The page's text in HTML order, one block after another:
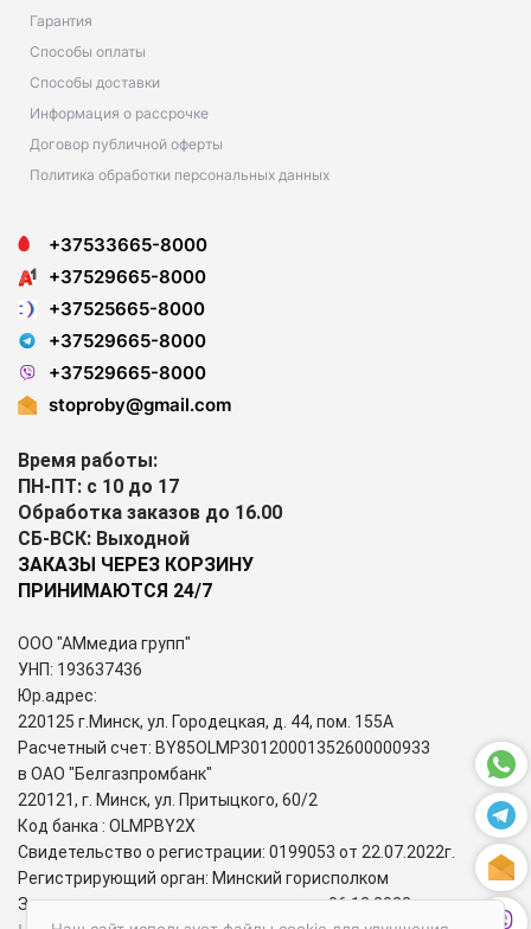
Гарантия
Способы оплаты
Способы доставки
Информация о рассрочке
Договор публичной оферты
Политика обработки персональных данных
+37533665-8000
+37529665-8000
+37525665-8000
+37529665-8000
+37529665-8000
stoproby@gmail.com
Время работы:
ПН-ПТ: с 10 до 17
Обработка заказов до 16.00
СБ-ВСК: Выходной
ЗАКАЗЫ ЧЕРЕЗ КОРЗИНУ
ПРИНИМАЮТСЯ 24/7
ООО "АМмедиа групп"
УНП: 193637436
Юр.адрес:
220125 г.Минск, ул. Городецкая, д. 44, пом. 155А
Расчетный счет: BY85OLMP30120001352600000933
в ОАО "Белгазпромбанк"
220121, г. Минск, ул. Притыцкого, 60/2
Код банка : OLMPBY2X
Свидетельство о регистрации: 0199053 от 22.07.2022г.
Регистрирующий орган: Минский горисполком
Зарегистрирован в торговом реестре: 06.12.2022г.